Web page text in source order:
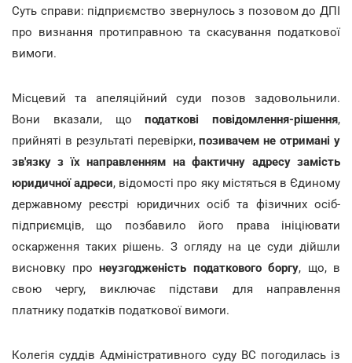
Суть справи: підприємство звернулось з позовом до ДПІ
про визнання протиправною та скасування податкової
вимоги.
Місцевий та апеляційний суди позов задовольнили.
Вони вказали, щоподаткові повідомлення-рішення,
прийняті в результаті перевірки,позивачем не отримані у
зв'язку з їх направленням на фактичну адресу замість
юридичної адреси, відомості про яку містяться в Єдиному
державному реєстрі юридичних осіб та фізичних осіб-
підприємців, що позбавило його права ініціювати
оскарження таких рішень. З огляду на це суди дійшли
висновку про неузгодженість податкового боргу, що, в
свою чергу, виключає підстави для направлення
платнику податків податкової вимоги.
Колегія суддів Адміністративного суду ВС погодилась із